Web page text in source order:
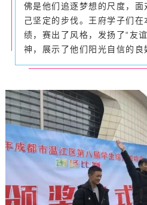
佛是他们追逐梦想的尺度，面
己坚定的步伐。王府学子们
绩，赛出了风格，发扬了“友
神，展示了他们阳光自信的良